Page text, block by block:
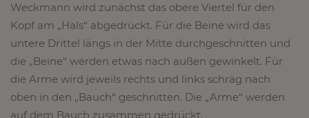
Weckmann wird zunächst das obere Viertel für den
Kopf am „Hals“ abgedrückt. Für die Beine wird das
untere Drittel längs in der Mitte durchgeschnitten und
die „Beine“ werden etwas nach außen gewinkelt. Für
die Arme wird jeweils rechts und links schräg nach
oben in den „Bauch“ geschnitten. Die „Arme“ werden
auf dem Bauch zusammen gedrückt.